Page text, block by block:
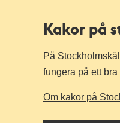
Kakor på
På
fungera på ett bra
Om kakor på